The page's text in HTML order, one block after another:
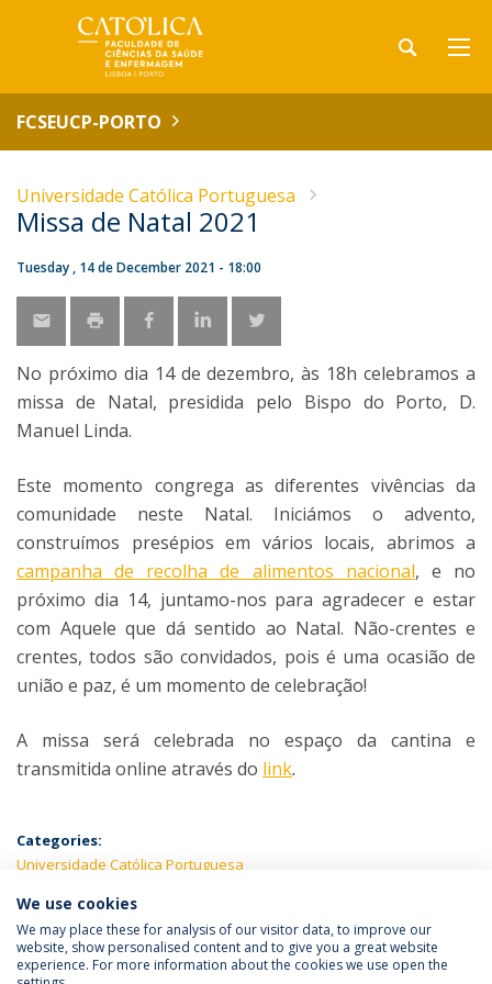
FCSEUCP-PORTO
Universidade Católica Portuguesa
Missa de Natal 2021
Tuesday , 14 de December 2021 - 18:00
No próximo dia 14 de dezembro, às 18h celebramos a
missa de Natal, presidida pelo Bispo do Porto, D.
Manuel Linda.
Este momento congrega as diferentes vivências da
comunidade neste Natal. Iniciámos o advento,
construímos presépios em vários locais, abrimos a
campanha de recolha de alimentos nacional, e no
próximo dia 14, juntamo-nos para agradecer e estar
com Aquele que dá sentido ao Natal. Não-crentes e
crentes, todos são convidados, pois é uma ocasião de
união e paz, é um momento de celebração!
A missa será celebrada no espaço da cantina e
transmitida online através do link.
Categories:
Universidade Católica Portuguesa
LATEST NEWS
We use cookies
We may place these for analysis of our visitor data, to improve our
website, show personalised content and to give you a great website
experience. For more information about the cookies we use open the